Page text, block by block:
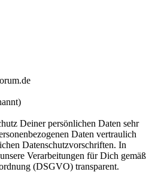
Deiner persönlichen Daten sehr
Daten vertraulich
Datenschutzvorschriften. In
Verarbeitungen für Dich gemäß
(DSGVO) transparent.